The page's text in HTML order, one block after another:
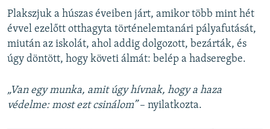
Plakszjuk a húszas éveiben járt, amikor több mint hét
évvel ezelőtt otthagyta történelemtanári pályafutását,
miután az iskolát, ahol addig dolgozott, bezárták, és
úgy döntött, hogy követi álmát: belép a hadseregbe.
„Van egy munka, amit úgy hívnak, hogy a haza
védelme: most ezt csinálom”– nyilatkozta.